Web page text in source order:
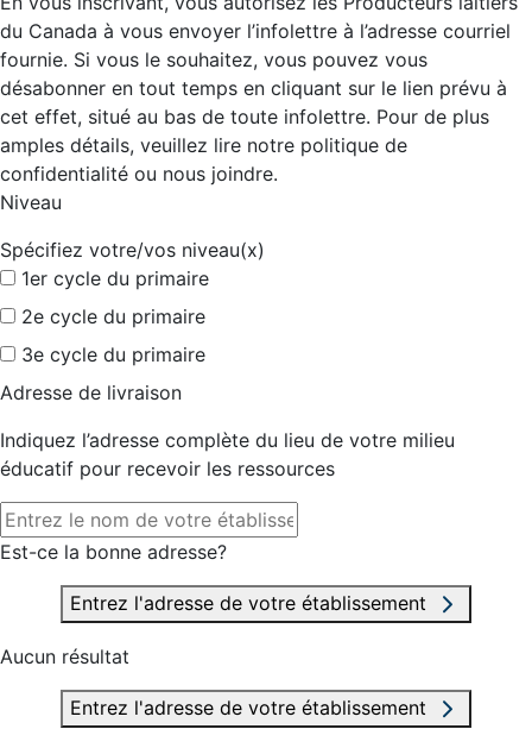
du Canada à vous envoyer l’infolettre à l’adresse courriel
fournie. Si vous le souhaitez, vous pouvez vous
désabonner en tout temps en cliquant sur le lien prévu à
cet effet, situé au bas de toute infolettre. Pour de plus
amples détails, veuillez lire notre politique de
confidentialité ou nous joindre.
Niveau
Spécifiez votre/vos niveau(x)
1er cycle du primaire
2e cycle du primaire
3e cycle du primaire
Adresse de livraison
Indiquez l’adresse complète du lieu de votre milieu
éducatif pour recevoir les ressources
Est-ce la bonne adresse?
Entrez l'adresse de votre établissement
Aucun résultat
Entrez l'adresse de votre établissement